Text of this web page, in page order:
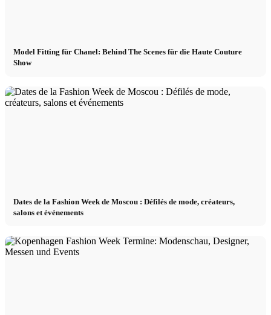
Model Fitting für Chanel: Behind The Scenes für die Haute Couture
Show
Dates de la Fashion Week de Moscou : Défilés de mode, créateurs,
salons et événements